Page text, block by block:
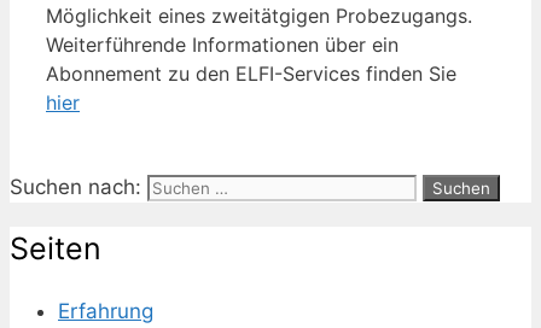
Möglichkeit eines zweitätgigen Probezugangs.
Weiterführende Informationen über ein
Abonnement zu den ELFI-Services finden Sie
hier
Suchen nach:
Seiten
Erfahrung